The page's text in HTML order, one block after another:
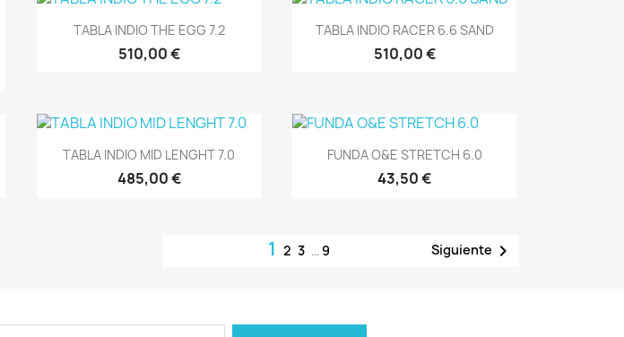
Vista rápida
TABLA INDIO THE EGG 7.2
510,00 €
Vista rápida
TABLA INDIO RACER 6.6 SAND
510,00 €
Vista rápida
TABLA INDIO MID LENGHT 7.0
485,00 €
Vista rápida
FUNDA O&E STRETCH 6.0
43,50 €
1 2 3 … 9 Siguiente 